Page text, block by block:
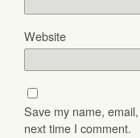
Website
Save my name,
next time I comment.